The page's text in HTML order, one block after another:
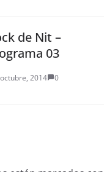
de Nit –
03
2014 0